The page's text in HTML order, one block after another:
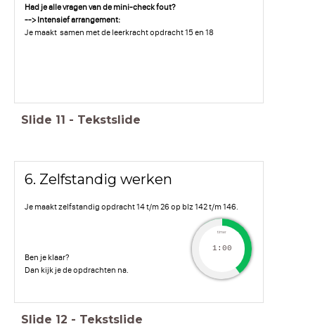
Had je alle vragen van de mini-check fout?
--> Intensief arrangement:
Je maakt samen met de leerkracht opdracht 15 en 18
Slide 11 - Tekstslide
6. Zelfstandig werken
Je maakt zelfstandig opdracht 14 t/m 26 op blz 142 t/m 146.
Ben je klaar?
Dan kijk je de opdrachten na.
timer
1:00
Slide 12 - Tekstslide